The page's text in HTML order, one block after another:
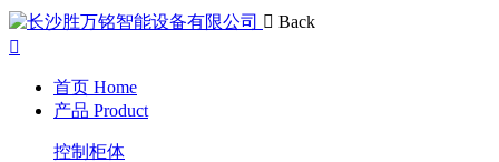
Back
首页 Home
产品 Product
控制柜体